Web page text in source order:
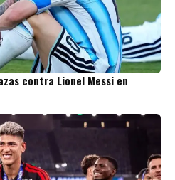
contra Lionel Messi en